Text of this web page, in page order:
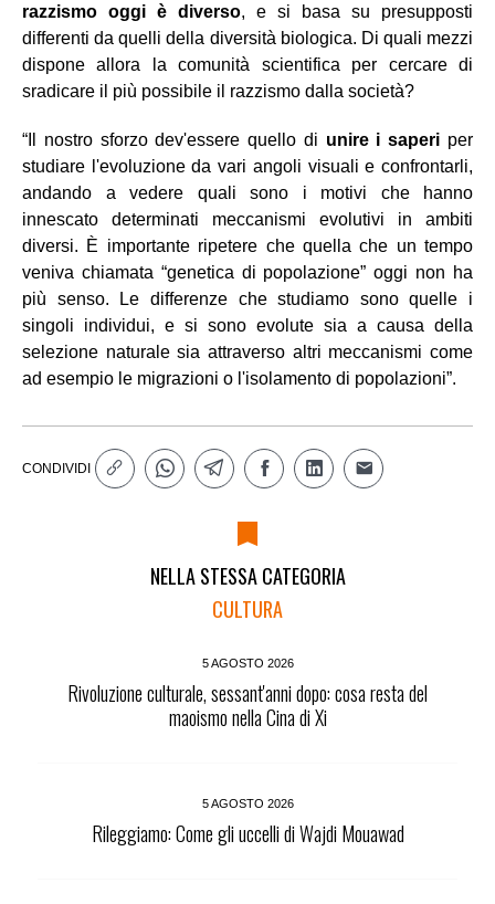
razzismo oggi è diverso, e si basa su presupposti
differenti da quelli della diversità biologica. Di quali mezzi
dispone allora la comunità scientifica per cercare di
sradicare il più possibile il razzismo dalla società?
“Il nostro sforzo dev'essere quello di unire i saperi per
studiare l'evoluzione da vari angoli visuali e confrontarli,
andando a vedere quali sono i motivi che hanno
innescato determinati meccanismi evolutivi in ambiti
diversi. È importante ripetere che quella che un tempo
veniva chiamata “genetica di popolazione” oggi non ha
più senso. Le differenze che studiamo sono quelle i
singoli individui, e si sono evolute sia a causa della
selezione naturale sia attraverso altri meccanismi come
ad esempio le migrazioni o l'isolamento di popolazioni”.
CONDIVIDI
NELLA STESSA CATEGORIA
CULTURA
5 AGOSTO 2026
Rivoluzione culturale, sessant'anni dopo: cosa resta del
maoismo nella Cina di Xi
5 AGOSTO 2026
Rileggiamo: Come gli uccelli di Wajdi Mouawad